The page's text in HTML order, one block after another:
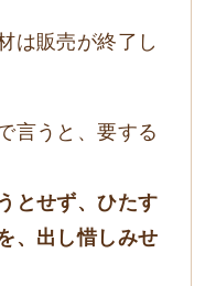
は販売が終了し
言うと、要する
とせず、ひたす
、出し惜しみせ